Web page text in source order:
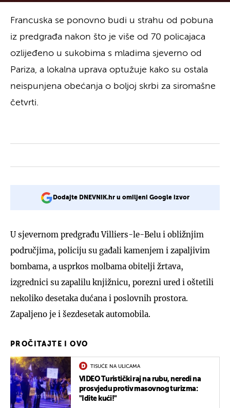
Francuska se ponovno budi u strahu od pobuna
iz predgrađa nakon što je više od 70 policajaca
ozlijeđeno u sukobima s mladima sjeverno od
Pariza, a lokalna uprava optužuje kako su ostala
neispunjena obećanja o boljoj skrbi za siromašne
četvrti.
Dodajte DNEVNIK.hr u omiljeni Google izvor
U sjevernom predgrađu Villiers-le-Belu i obližnjim
područjima, policiju su gađali kamenjem i zapaljivim
bombama, a usprkos molbama obitelji žrtava,
izgrednici su zapalilu knjižnicu, porezni ured i oštetili
nekoliko desetaka dućana i poslovnih prostora.
Zapaljeno je i šezdesetak automobila.
PROČITAJTE I OVO
TISUĆE NA ULICAMA
VIDEO Turistički raj na rubu, neredi na
prosvjedu protiv masovnog turizma:
"Idite kući!"